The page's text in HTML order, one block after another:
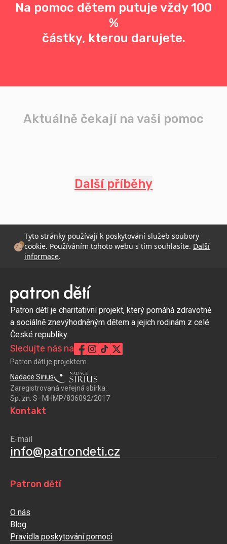
Na pomoc dětem putuje vždy 100
%
částky, kterou darujete.
Aktuálně čekají na vaši pomoc
Další příběhy
Tyto stránky používají k poskytování služeb soubory
cookie. Používáním tohoto webu s tím souhlasíte. Další
informace.
Patron dětí je charitativní projekt, který pomáhá zdravotně
a sociálně znevýhodněným dětem a jejich rodinám z celé
České republiky.
Sledujte nás na
Patron dětí je projektem
Nadace Sirius
Zaregistrovaná veřejná sbírka:
Sp. zn. S–MHMP/836092/2017
Patron dětí
O nás
Blog
Pravidla poskytování pomoci
Kontakt
E-mail
info@patrondeti.cz